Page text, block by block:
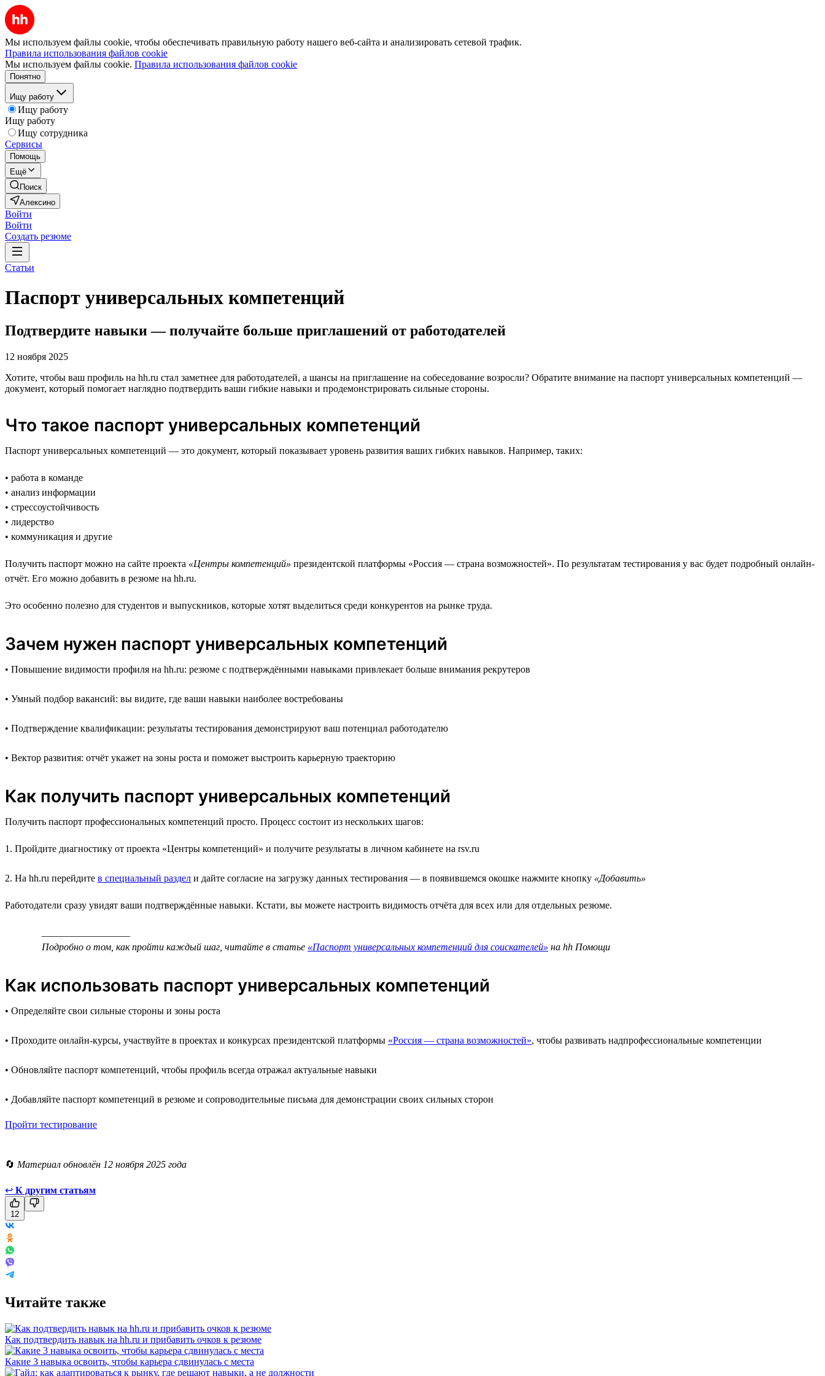
Мы используем файлы cookie, чтобы обеспечивать правильную работу нашего веб-сайта и анализировать сетевой трафик.
Правила использования файлов cookie
Мы используем файлы cookie. Правила использования файлов cookie
Понятно
Ищу работу
Ищу работу
Ищу работу
Ищу сотрудника
Сервисы
Помощь
Ещё
Поиск
Алексино
Войти
Войти
Создать резюме
Статьи
Паспорт универсальных компетенций
Подтвердите навыки — получайте больше приглашений от работодателей
12 ноября 2025
Хотите, чтобы ваш профиль на hh.ru стал заметнее для работодателей, а шансы на приглашение на собеседование возросли? Обратите внимание на паспорт универсальных компетенций —
документ, который помогает наглядно подтвердить ваши гибкие навыки и продемонстрировать сильные стороны.
Что такое паспорт универсальных компетенций
Паспорт универсальных компетенций — это документ, который показывает уровень развития ваших гибких навыков. Например, таких:
• работа в команде
• анализ информации
• стрессоустойчивость
• лидерство
• коммуникация и другие
Получить паспорт можно на сайте проекта «Центры компетенций» президентской платформы «Россия — страна возможностей». По результатам тестирования у вас будет подробный онлайн-
отчёт. Его можно добавить в резюме на hh.ru.
Это особенно полезно для студентов и выпускников, которые хотят выделиться среди конкурентов на рынке труда.
Зачем нужен паспорт универсальных компетенций
• Повышение видимости профиля на hh.ru: резюме с подтверждёнными навыками привлекает больше внимания рекрутеров
• Умный подбор вакансий: вы видите, где ваши навыки наиболее востребованы
• Подтверждение квалификации: результаты тестирования демонстрируют ваш потенциал работодателю
• Вектор развития: отчёт укажет на зоны роста и поможет выстроить карьерную траекторию
Как получить паспорт универсальных компетенций
Получить паспорт профессиональных компетенций просто. Процесс состоит из нескольких шагов:
1. Пройдите диагностику от проекта «Центры компетенций» и получите результаты в личном кабинете на rsv.ru
2. На hh.ru перейдите в специальный раздел и дайте согласие на загрузку данных тестирования — в появившемся окошке нажмите кнопку «Добавить»
Работодатели сразу увидят ваши подтверждённые навыки. Кстати, вы можете настроить видимость отчёта для всех или для отдельных резюме.
Подробно о том, как пройти каждый шаг, читайте в статье «Паспорт универсальных компетенций для соискателей» на hh Помощи
Как использовать паспорт универсальных компетенций
• Определяйте свои сильные стороны и зоны роста
• Проходите онлайн-курсы, участвуйте в проектах и конкурсах президентской платформы «Россия — страна возможностей», чтобы развивать надпрофессиональные компетенции
• Обновляйте паспорт компетенций, чтобы профиль всегда отражал актуальные навыки
• Добавляйте паспорт компетенций в резюме и сопроводительные письма для демонстрации своих сильных сторон
Пройти тестирование
🔄 Материал обновлён 12 ноября 2025 года
↩ К другим статьям
12
Читайте также
Как подтвердить навык на hh.ru и прибавить очков к резюме
Какие 3 навыка освоить, чтобы карьера сдвинулась с места